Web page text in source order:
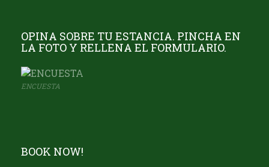
OPINA SOBRE TU ESTANCIA. PINCHA EN
LA FOTO Y RELLENA EL FORMULARIO.
ENCUESTA
BOOK NOW!